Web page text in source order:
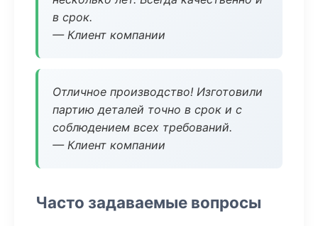
в срок.
— Клиент компании
Отличное производство! Изготовили
партию деталей точно в срок и с
соблюдением всех требований.
— Клиент компании
Часто задаваемые вопросы